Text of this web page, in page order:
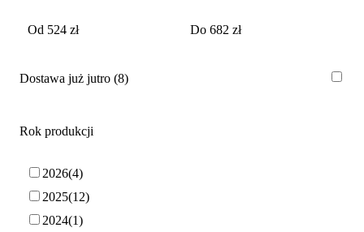
Dostawa już jutro 8
Rok produkcji
2026 4
2025 12
2024 1